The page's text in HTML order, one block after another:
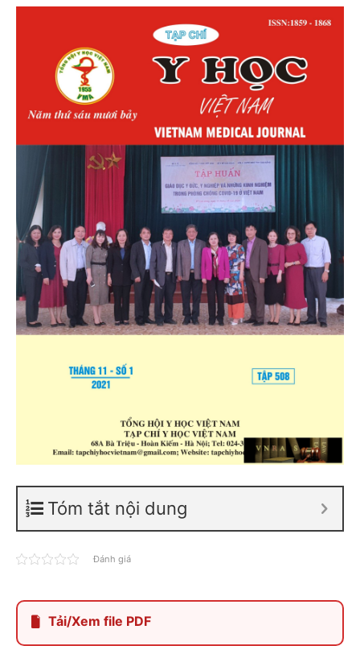
Tóm tắt nội dung
Đánh giá
Tải/Xem file PDF